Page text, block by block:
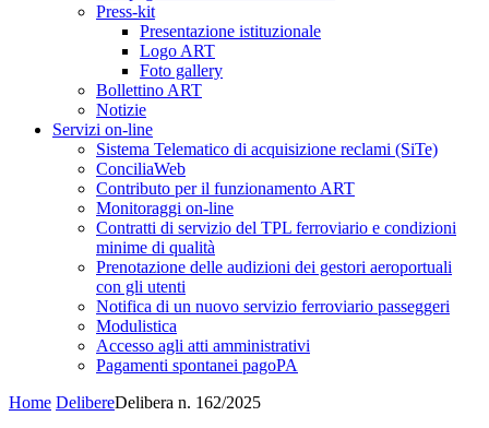
Press-kit
Presentazione istituzionale
Logo ART
Foto gallery
Bollettino ART
Notizie
Servizi on-line
Sistema Telematico di acquisizione reclami (SiTe)
ConciliaWeb
Contributo per il funzionamento ART
Monitoraggi on-line
Contratti di servizio del TPL ferroviario e condizioni
minime di qualità
Prenotazione delle audizioni dei gestori aeroportuali
con gli utenti
Notifica di un nuovo servizio ferroviario passeggeri
Modulistica
Accesso agli atti amministrativi
Pagamenti spontanei pagoPA
Home DelibereDelibera n. 162/2025